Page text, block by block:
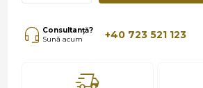
Consultanță?
Sună acum
+40 723 521 123